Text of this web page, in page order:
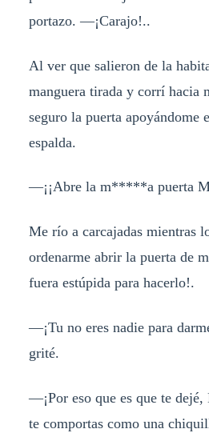
portazo. —¡Carajo!..
Al ver que salieron de la
manguera tirada y corrí hacia
seguro la puerta apoyándome
espalda.
—¡¡Abre la m*****a puerta
Me río a carcajadas mientras
ordenarme abrir la puerta de
fuera estúpida para hacerlo!.
—¡Tu no eres nadie para
grité.
—¡Por eso que es que te dejé,
te comportas como una